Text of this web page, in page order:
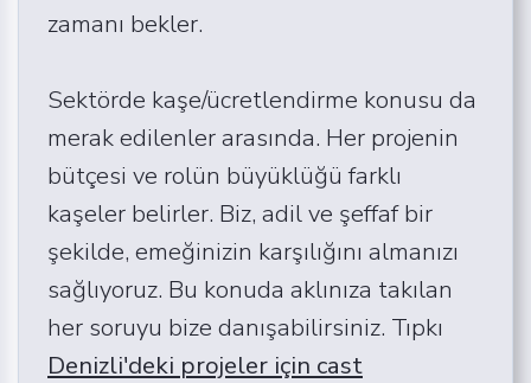
zamanı bekler.
Sektörde kaşe/ücretlendirme konusu da
merak edilenler arasında. Her projenin
bütçesi ve rolün büyüklüğü farklı
kaşeler belirler. Biz, adil ve şeffaf bir
şekilde, emeğinizin karşılığını almanızı
sağlıyoruz. Bu konuda aklınıza takılan
her soruyu bize danışabilirsiniz. Tıpkı
Denizli'deki projeler için cast